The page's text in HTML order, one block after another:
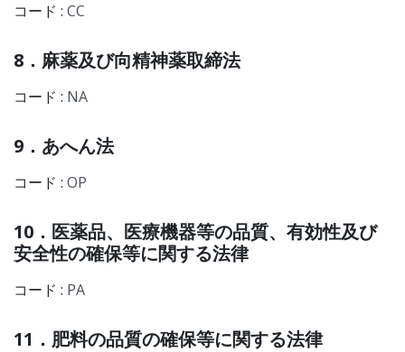
コード : CC
8．麻薬及び向精神薬取締法
コード : NA
9．あへん法
コード : OP
10．医薬品、医療機器等の品質、有効性及び
安全性の確保等に関する法律
コード : PA
11．肥料の品質の確保等に関する法律